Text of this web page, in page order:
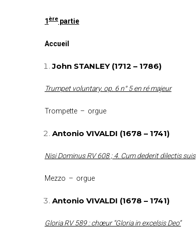
1 ère partie
Accueil
John STANLEY (1712 – 1786)
Trumpet voluntary. op. 6 n° 5 en ré majeur
Trompette – orgue
Antonio VIVALDI (1678 – 1741)
Nisi Dominus RV 608 ; 4. Cum dederit dilectis suis
Mezzo – orgue
Antonio VIVALDI (1678 – 1741)
Gloria RV 589 : chœur “Gloria in excelsis Deo”